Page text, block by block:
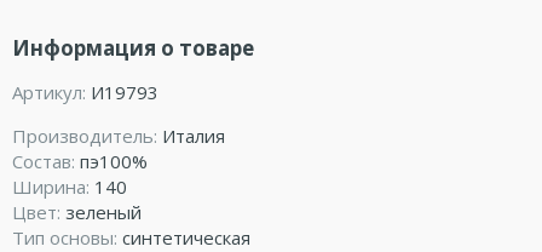
Информация о товаре
Артикул: И19793
Производитель: Италия
Состав: пэ100%
Ширина: 140
Цвет: зеленый
Тип основы: синтетическая